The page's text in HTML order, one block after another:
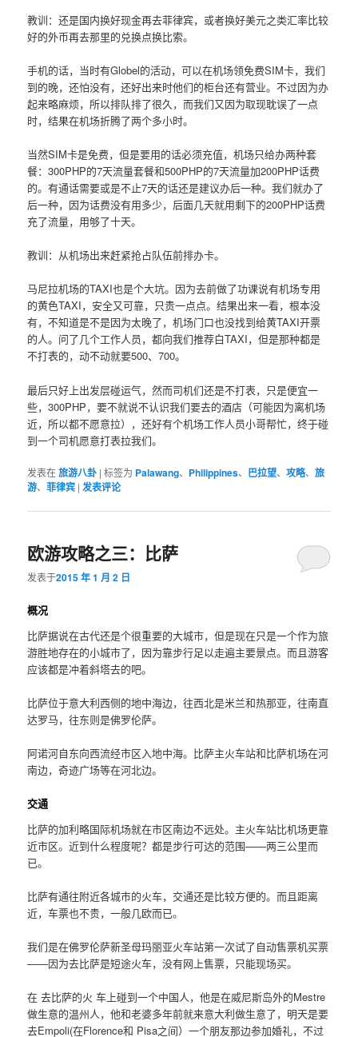
教训：还是国内换好现金再去菲律宾，或者换好美元之类汇率比较
好的外币再去那里的兑换点换比索。
手机的话，当时有Globel的活动，可以在机场领免费SIM卡，我们
到的晚，还怕没有，还好出来时他们的柜台还有营业。不过因为办
起来略麻烦，所以排队排了很久，而我们又因为取现耽误了一点
时，结果在机场折腾了两个多小时。
当然SIM卡是免费，但是要用的话必须充值，机场只给办两种套
餐：300PHP的7天流量套餐和500PHP的7天流量加200PHP话费
的。有通话需要或是不止7天的话还是建议办后一种。我们就办了
后一种，因为话费没有用多少，后面几天就用剩下的200PHP话费
充了流量，用够了十天。
教训：从机场出来赶紧抢占队伍前排办卡。
马尼拉机场的TAXI也是个大坑。因为去前做了功课说有机场专用
的黄色TAXI，安全又可靠，只贵一点点。结果出来一看，根本没
有，不知道是不是因为太晚了，机场门口也没找到给黄TAXI开票
的人。问了几个工作人员，都向我们推荐白TAXI，但是那种都是
不打表的，动不动就要500、700。
最后只好上出发层碰运气，然而司机们还是不打表，只是便宜一
些，300PHP，要不就说不认识我们要去的酒店（可能因为离机场
近，所以都不愿意拉），还好有个机场工作人员小哥帮忙，终于碰
到一个司机愿意打表拉我们。
发表在旅游八卦 |标签为 Palawang、 Philippines、 巴拉望、攻略、旅
游、菲律宾 |发表评论
欧游攻略之三：比萨
发表于2015 年 1 月 2 日
概况
比萨据说在古代还是个很重要的大城市，但是现在只是一个作为旅
游胜地存在的小城市了，因为靠步行足以走遍主要景点。而且游客
应该都是冲着斜塔去的吧。
比萨位于意大利西侧的地中海边，往西北是米兰和热那亚，往南直
达罗马，往东则是佛罗伦萨。
阿诺河自东向西流经市区入地中海。比萨主火车站和比萨机场在河
南边，奇迹广场等在河北边。
交通
比萨的加利略国际机场就在市区南边不远处。主火车站比机场更靠
近市区。近到什么程度呢？都是步行可达的范围——两三公里而
已。
比萨有通往附近各城市的火车，交通还是比较方便的。而且距离
近，车票也不贵，一般几欧而已。
我们是在佛罗伦萨新圣母玛丽亚火车站第一次试了自动售票机买票
——因为去比萨是短途火车，没有网上售票，只能现场买。
在 去比萨的火 车上碰到一个中国人，他是在威尼斯岛外的Mestre
做生意的温州人，他和老婆多年前就来意大利做生意了，明天是要
去Empoli(在Florence和 Pisa之间）一个朋友那边参加婚礼，不过